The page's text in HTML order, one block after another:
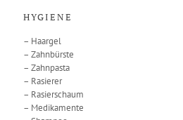
HYGIENE
– Haargel
– Zahnbürste
– Zahnpasta
– Rasierer
– Rasierschaum
– Medikamente